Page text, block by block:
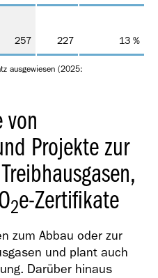
257 227 13 %
ausgewiesen (2025:
von
Projekte zur
2e-Zertifikate
zum Abbau oder zur
und plant auch
Darüber hinaus